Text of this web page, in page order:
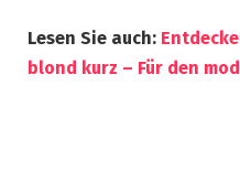
Lesen Sie auch:
blond kurz – Für den